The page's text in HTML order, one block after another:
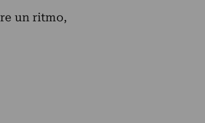
un ritmo,